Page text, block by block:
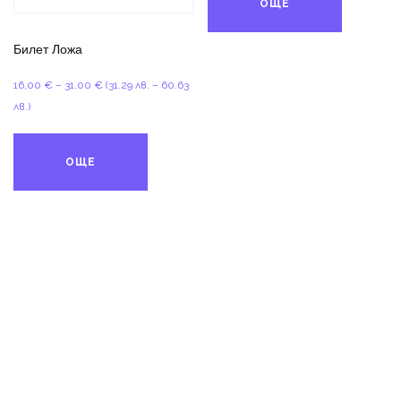
Билет Ложа
16,00 € – 31,00 € Price
(31.29 лв. – 60.63
лв.)
ОЩЕ
ОЩЕ